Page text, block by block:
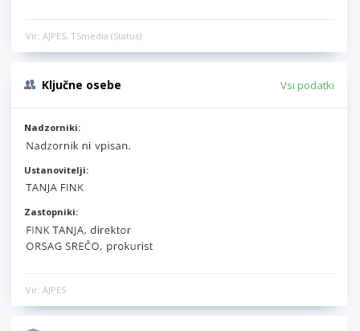
Vir: AJPES, TSmedia (Status)
Ključne osebe Vsi podatki
Nadzorniki:
Ustanovitelji:
Zastopniki:
Vir: AJPES